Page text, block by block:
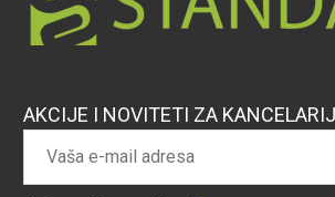
AKCIJE I NOVITETI ZA